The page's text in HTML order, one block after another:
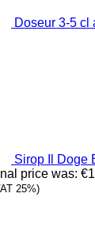
Doseur 3-5 cl
Sirop Il Doge
price was:
25%)